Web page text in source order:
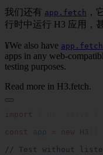
我们还有 app.fetch ，
行时中运行 H3 应用，
¥We also have app.fetch
apps in any web-
testing purposes.
Read more in H3.fetch.
import
const
app = new